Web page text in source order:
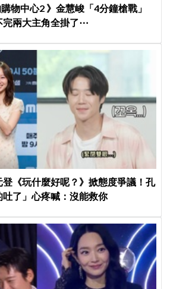
物中心2 》金慧峻「4分鐘槍戰」
完兩大主角全掛了⋯
登《玩什麼好呢？》掀態度爭議！孔
了」心疼喊：沒能救你